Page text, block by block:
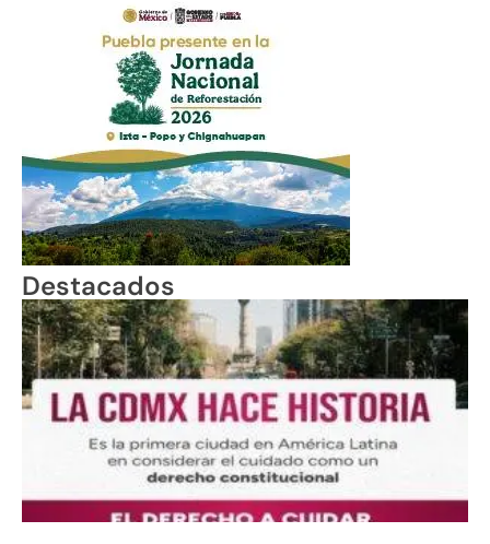
Destacados